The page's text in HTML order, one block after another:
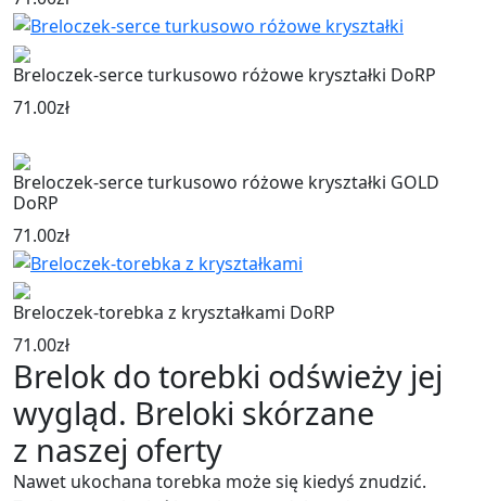
Breloczek-serce turkusowo różowe kryształki DoRP
71.00zł
Breloczek-serce turkusowo różowe kryształki GOLD
DoRP
71.00zł
Breloczek-torebka z kryształkami DoRP
71.00zł
Brelok do torebki odświeży jej
wygląd. Breloki skórzane
z naszej oferty
Nawet ukochana torebka może się kiedyś znudzić.